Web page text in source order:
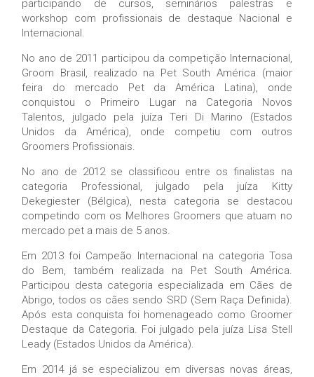
participando de cursos, seminários palestras e
workshop com profissionais de destaque Nacional e
Internacional.
No ano de 2011 participou da competição Internacional,
Groom Brasil, realizado na Pet South América (maior
feira do mercado Pet da América Latina), onde
conquistou o Primeiro Lugar na Categoria Novos
Talentos, julgado pela juíza Teri Di Marino (Estados
Unidos da América), onde competiu com outros
Groomers Profissionais.
No ano de 2012 se classificou entre os finalistas na
categoria Professional, julgado pela juíza Kitty
Dekegiester (Bélgica), nesta categoria se destacou
competindo com os Melhores Groomers que atuam no
mercado pet a mais de 5 anos.
Em 2013 foi Campeão Internacional na categoria Tosa
do Bem, também realizada na Pet South América.
Participou desta categoria especializada em Cães de
Abrigo, todos os cães sendo SRD (Sem Raça Definida).
Após esta conquista foi homenageado como Groomer
Destaque da Categoria. Foi julgado pela juíza Lisa Stell
Leady (Estados Unidos da América).
Em 2014 já se especializou em diversas novas áreas,